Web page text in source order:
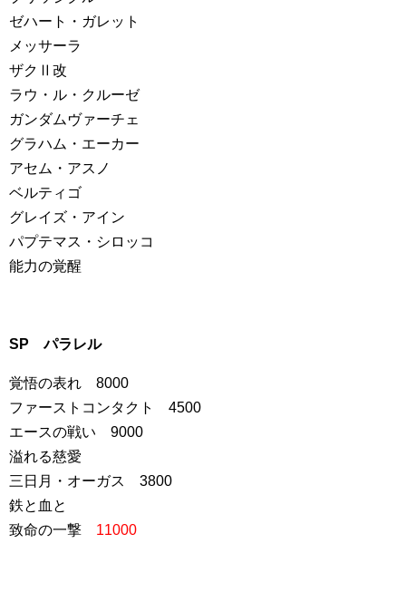
ゼハート・ガレット
メッサーラ
ザクⅡ改
ラウ・ル・クルーゼ
ガンダムヴァーチェ
グラハム・エーカー
アセム・アスノ
ベルティゴ
グレイズ・アイン
パプテマス・シロッコ
能力の覚醒
SP パラレル
覚悟の表れ 8000
ファーストコンタクト 4500
エースの戦い 9000
溢れる慈愛
三日月・オーガス 3800
鉄と血と
致命の一撃 11000